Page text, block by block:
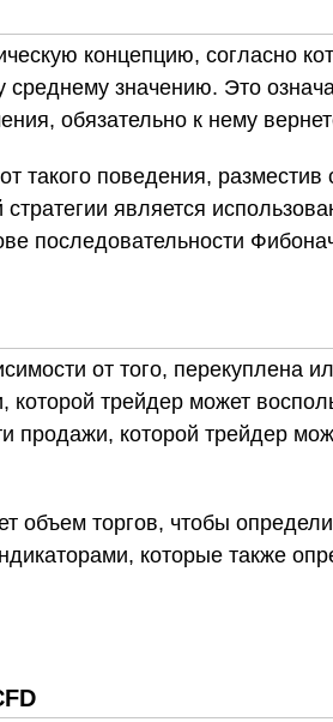
концепцию, согласно
значению. Это
обязательно к нему
такого поведения,
является
последовательности
от того, перекуплена
которой трейдер может
продажи, которой трейдер
объем торгов, чтобы
которые также